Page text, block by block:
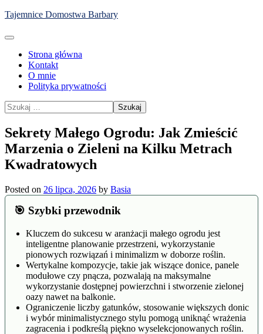
Skip
content
Tajemnice Domostwa Barbary
Strona główna
Kontakt
O mnie
Polityka prywatności
Szukaj:
Sekrety Małego Ogrodu: Jak Zmieścić
Marzenia o Zieleni na Kilku Metrach
Kwadratowych
Posted on 26 lipca, 2026 by Basia
🎯 Szybki przewodnik
Kluczem do sukcesu w aranżacji małego ogrodu jest
inteligentne planowanie przestrzeni, wykorzystanie
pionowych rozwiązań i minimalizm w doborze roślin.
Wertykalne kompozycje, takie jak wiszące donice, panele
modułowe czy pnącza, pozwalają na maksymalne
wykorzystanie dostępnej powierzchni i stworzenie zielonej
oazy nawet na balkonie.
Ograniczenie liczby gatunków, stosowanie większych donic
i wybór minimalistycznego stylu pomogą uniknąć wrażenia
zagracenia i podkreślą piękno wyselekcjonowanych roślin.